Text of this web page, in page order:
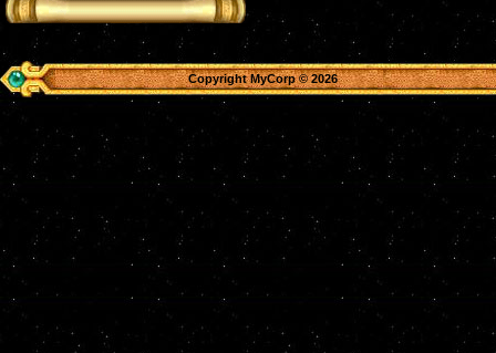
Copyright MyCorp © 2026